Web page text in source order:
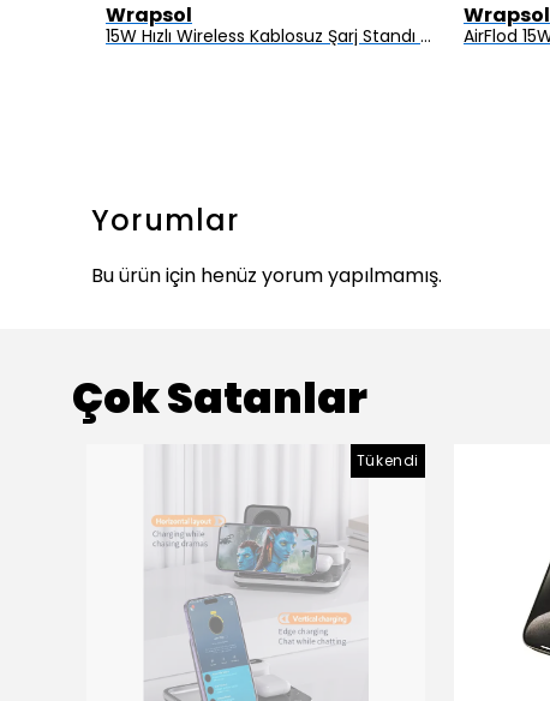
Wrapsol
15W Hızlı Wireless Kablosuz Şarj Standı 4 in 1 Masaüstü İstasyon -iPhone-android-watch-airpods Uyumlu
Wrapsol
Yorumlar
Bu ürün için henüz yorum yapılmamış.
Çok Satanlar
Tükendi